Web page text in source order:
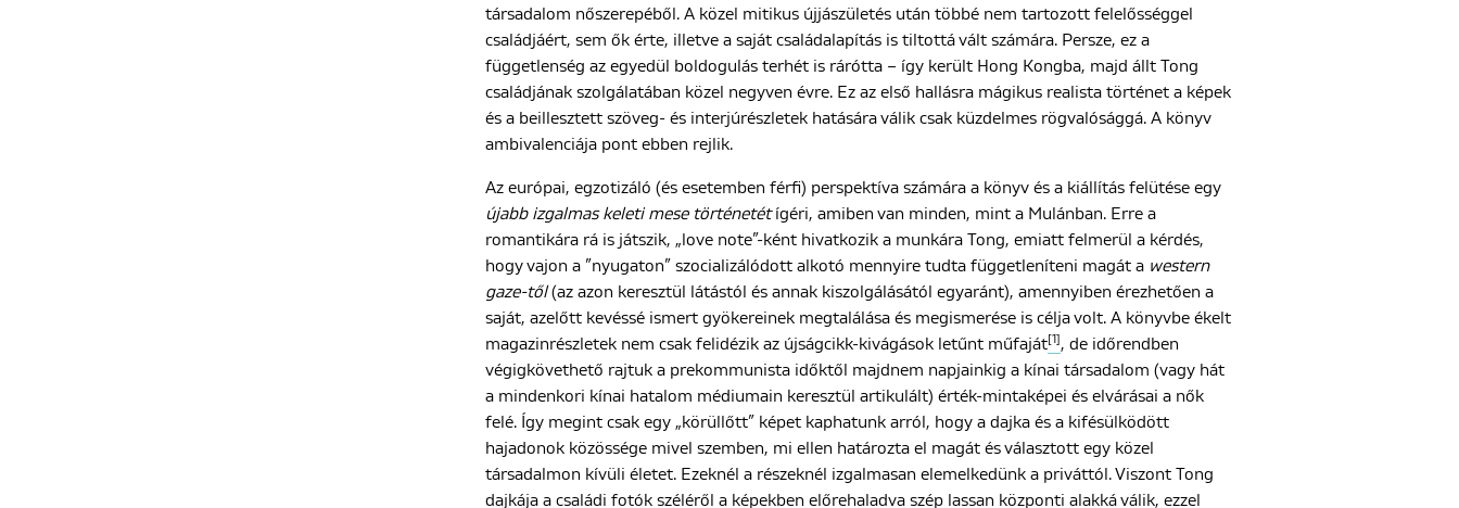
társadalom nőszerepéből. A közel mitikus újjászületés után többé nem tartozott felelősséggel
családjáért, sem ők érte, illetve a saját családalapítás is tiltottá vált számára. Persze, ez a
függetlenség az egyedül boldogulás terhét is rárótta – így került Hong Kongba, majd állt Tong
családjának szolgálatában közel negyven évre. Ez az első hallásra mágikus realista történet a képek
és a beillesztett szöveg- és interjúrészletek hatására válik csak küzdelmes rögvalósággá. A könyv
ambivalenciája pont ebben rejlik.
Az európai, egzotizáló (és esetemben férfi) perspektíva számára a könyv és a kiállítás felütése egy
újabb izgalmas keleti mese történetétígéri, amiben van minden, mint a Mulánban. Erre a
romantikára rá is játszik, „love note”-ként hivatkozik a munkára Tong, emiatt felmerül a kérdés,
hogy vajon a ”nyugaton” szocializálódott alkotó mennyire tudta függetleníteni magát a western
gaze-től(az azon keresztül látástól és annak kiszolgálásától egyaránt), amennyiben érezhetően a
saját, azelőtt kevéssé ismert gyökereinek megtalálása és megismerése is célja volt. A könyvbe ékelt
magazinrészletek nem csak felidézik az újságcikk-kivágások letűnt műfaját[1] , de időrendben
végigkövethető rajtuk a prekommunista időktől majdnem napjainkig a kínai társadalom (vagy hát
a mindenkori kínai hatalom médiumain keresztül artikulált) érték-mintaképei és elvárásai a nők
felé. Így megint csak egy „körüllőtt” képet kaphatunk arról, hogy a dajka és a kifésülködött
hajadonok közössége mivel szemben, mi ellen határozta el magát és választott egy közel
társadalmon kívüli életet. Ezeknél a részeknél izgalmasan elemelkedünk a priváttól. Viszont Tong
dajkája a családi fotók széléről a képekben előrehaladva szép lassan központi alakká válik, ezzel